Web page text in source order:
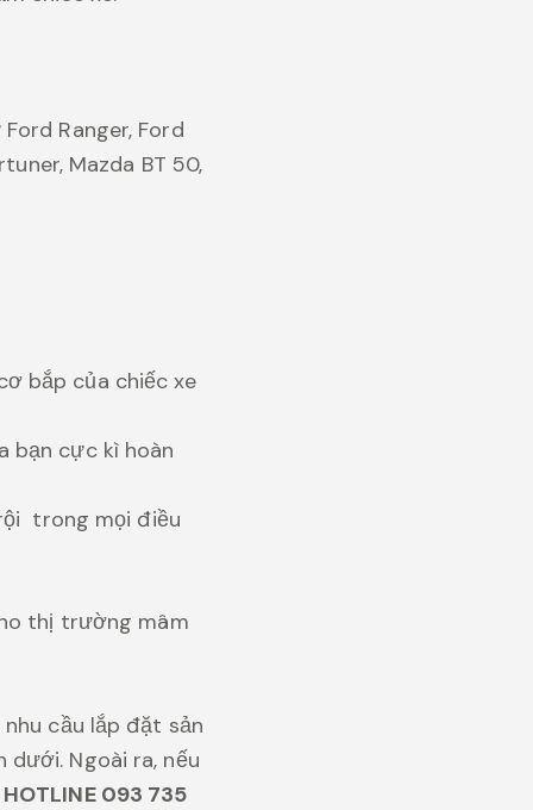
Ranger, Ford
Mazda BT 50,
bắp của chiếc xe
bạn cực kì hoàn
trong mọi điều
thị trường mâm
cầu lắp đặt sản
dưới. Ngoài ra, nếu
HOTLINE 093 735